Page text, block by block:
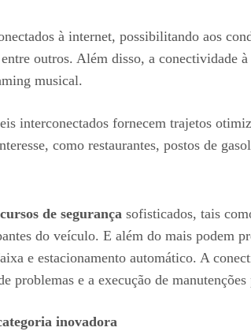
à internet, possibilitando aos
outros. Além disso, a conectividade
musical.
interconectados fornecem trajetos
como restaurantes, postos de
de segurança sofisticados, tais
do veículo. E além do mais
e estacionamento automático. A
e a execução de manutenções
inovadora